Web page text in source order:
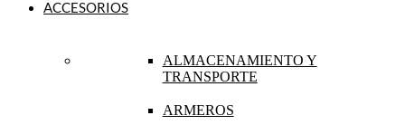
ACCESORIOS
ALMACENAMIENTO Y
TRANSPORTE
ARMEROS